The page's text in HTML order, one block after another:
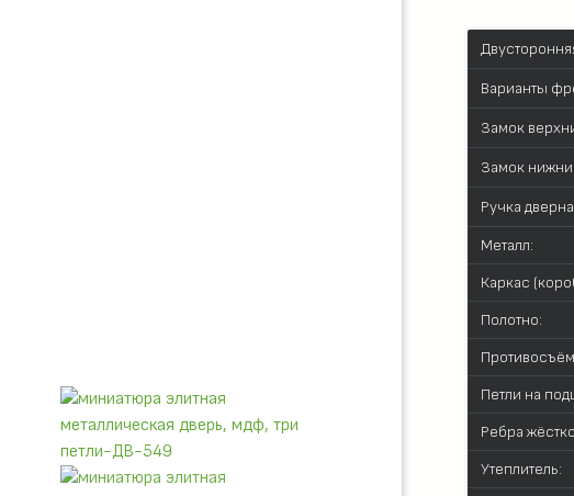
Варианты
Замок
Замок
Ручка
Металл:
Каркас
Полотно:
Петли на
Ребра
Утеплитель: